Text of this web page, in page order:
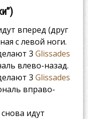
вперед (друг
с левой ноги.
3 Glissades
влево-назад.
3 Glissades
вправо-
идут